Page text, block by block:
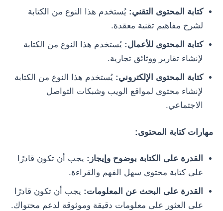
كتابة المحتوى التقني: يُستخدم هذا النوع من الكتابة
لشرح مفاهيم تقنية معقدة.
كتابة المحتوى للأعمال: يُستخدم هذا النوع من الكتابة
لإنشاء تقارير ووثائق تجارية.
كتابة المحتوى الإلكتروني: يُستخدم هذا النوع من الكتابة
لإنشاء محتوى لمواقع الويب وشبكات التواصل
الاجتماعي.
مهارات كتابة المحتوى:
القدرة على الكتابة بوضوح وإيجاز: يجب أن تكون قادرًا
على كتابة محتوى سهل الفهم والقراءة.
القدرة على البحث عن المعلومات: يجب أن تكون قادرًا
على العثور على معلومات دقيقة وموثوقة لدعم محتواك.